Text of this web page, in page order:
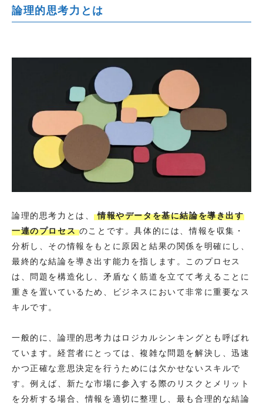
論理的思考力とは
論理的思考力とは、情報やデータを基に結論を導き出す
一連のプロセスのことです。具体的には、情報を収集・
分析し、その情報をもとに原因と結果の関係を明確にし、
最終的な結論を導き出す能力を指します。このプロセス
は、問題を構造化し、矛盾なく筋道を立てて考えることに
重きを置いているため、ビジネスにおいて非常に重要なス
キルです。
一般的に、論理的思考力はロジカルシンキングとも呼ばれ
ています。経営者にとっては、複雑な問題を解決し、迅速
かつ正確な意思決定を行うためには欠かせないスキルで
す。例えば、新たな市場に参入する際のリスクとメリット
を分析する場合、情報を適切に整理し、最も合理的な結論